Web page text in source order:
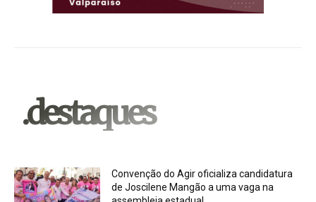
.destaques
Convenção do Agir oficializa candidatura
de Joscilene Mangão a uma vaga na